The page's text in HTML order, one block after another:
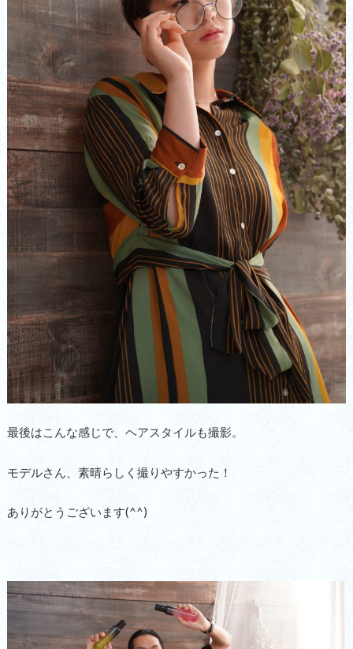
最後はこんな感じで、ヘアスタイルも撮影。
モデルさん、素晴らしく撮りやすかった！
ありがとうございます(^^)